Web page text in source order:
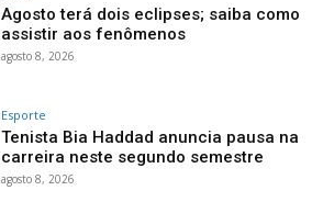
Agosto terá dois eclipses; saiba como
assistir aos fenômenos
agosto 8, 2026
Esporte
Tenista Bia Haddad anuncia pausa na
carreira neste segundo semestre
agosto 8, 2026